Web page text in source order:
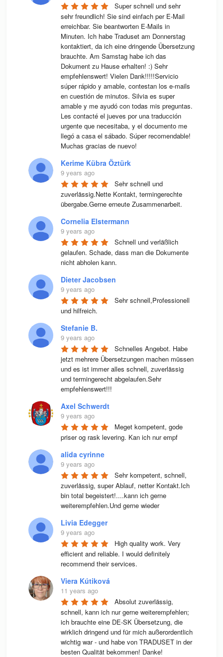
Super schnell und sehr
sehr freundlich! Sie sind einfach per E-Mail
erreichbar. Sie beantworten E-Mails in
Minuten. Ich habe Traduset am Donnerstag
kontaktiert, da ich eine dringende Übersetzung
brauchte. Am Samstag habe ich das
Dokument zu Hause erhalten! :) Sehr
empfehlenswert! Vielen Dank!!!!!Servicio
súper rápido y amable, contestan los e-mails
en cuestión de minutos. Silvia es super
amable y me ayudó con todas mis preguntas.
Les contacté el jueves por una traducción
urgente que necesitaba, y el documento me
llegó a casa el sábado. Súper recomendable!
Muchas gracias de nuevo!
Kerime Kübra Öztürk
9 years ago
Sehr schnell und
zuverlässig.Nette Kontakt, termingerechte
übergabe.Gerne erneute Zusammenarbeit.
Cornelia Elstermann
9 years ago
Schnell und verläßlich
gelaufen. Schade, dass man die Dokumente
nicht abholen kann.
Dieter Jacobsen
9 years ago
Sehr schnell,Professionell
und hilfreich.
Stefanie B.
9 years ago
Schnelles Angebot. Habe
jetzt mehrere Übersetzungen machen müssen
und es ist immer alles schnell, zuverlässig
und termingerecht abgelaufen.Sehr
empfehlenswert!!!
Axel Schwerdt
9 years ago
Meget kompetent, gode
priser og rask levering. Kan ich nur empf
alida cyrinne
9 years ago
Sehr kompetent, schnell,
zuverlässig, super Ablauf, netter Kontakt.Ich
bin total begeistert!....kann ich gerne
weiterempfehlen.Und gerne wieder
Livia Edegger
9 years ago
High quality work. Very
efficient and reliable. I would definitely
recommend their services.
Viera Kútiková
11 years ago
Absolut zuverlässig,
schnell, kann ich nur gerne weiterempfehlen;
ich brauchte eine DE-SK Übersetzung, die
wirklich dringend und für mich außerordentlich
wichtig war - und habe von TRADUSET in der
besten Qualität bekommen! Danke!